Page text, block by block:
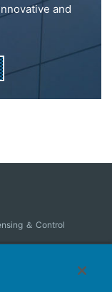
and
＆ Control